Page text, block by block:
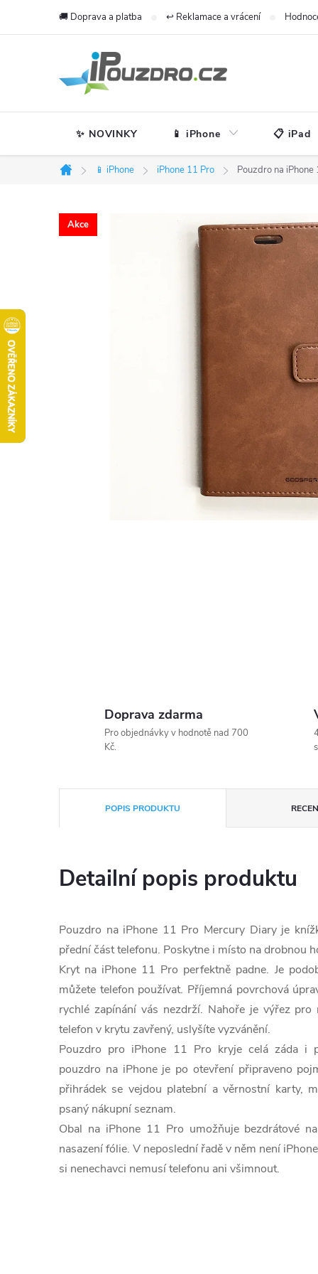
🚚 Doprava a platba ↩️ Reklamace a vrácení
✨ NOVINKY 📱 iPhone 📋 iPad
Domů
📱 iPhone iPhone 11 Pro Pouzdro na
Akce
Doprava zdarma
Pro objednávky v hodnotě nad 700
Kč.
POPIS PRODUKTU
Detailní popis produktu
Pouzdro na iPhone 11 Pro Mercury Diary je
přední část telefonu. Poskytne i místo na drobnou
Kryt na iPhone 11 Pro perfektně padne. Je
můžete telefon používat. Příjemná povrchová
rychlé zapínání vás nezdrží. Nahoře je výřez
telefon v krytu zavřený, uslyšíte vyzvánění.
Pouzdro pro iPhone 11 Pro kryje celá záda i
pouzdro na iPhone je po otevření připraveno
přihrádek se vejdou platební a věrnostní karty,
psaný nákupní seznam.
Obal na iPhone 11 Pro umožňuje bezdrátové
nasazení fólie. V neposlední řadě v něm není
si nenechavci nemusí telefonu ani všimnout.